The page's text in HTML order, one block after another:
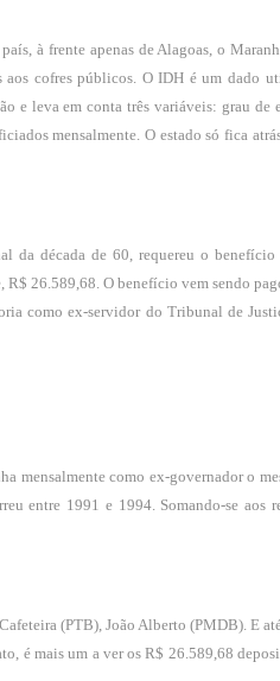
à frente apenas de Alagoas, o
cofres públicos. O IDH é um dado
e leva em conta três variáveis: grau de
mensalmente. O estado só fica
da década de 60, requereu o
26.589,68. O benefício vem sendo
como ex-servidor do Tribunal de
mensalmente como ex-governador o
entre 1991 e 1994. Somando-se aos
(PTB), João Alberto (PMDB). E
é mais um a ver os R$ 26.589,68